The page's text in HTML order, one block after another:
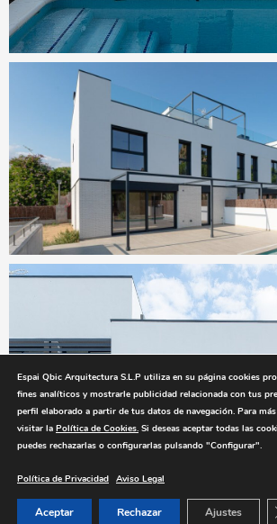
Espai Qbic Arquitectura S.L.P utiliza en su página cookies
fines analíticos y mostrarle publicidad relacionada con tus
perfil elaborado a partir de tus datos de navegación. Para
visitar la Política de Cookies. Si deseas aceptar todas las
puedes rechazarlas o configurarlas pulsando "Configurar".
Política de Privacidad Aviso Legal
Aceptar Rechazar Ajustes